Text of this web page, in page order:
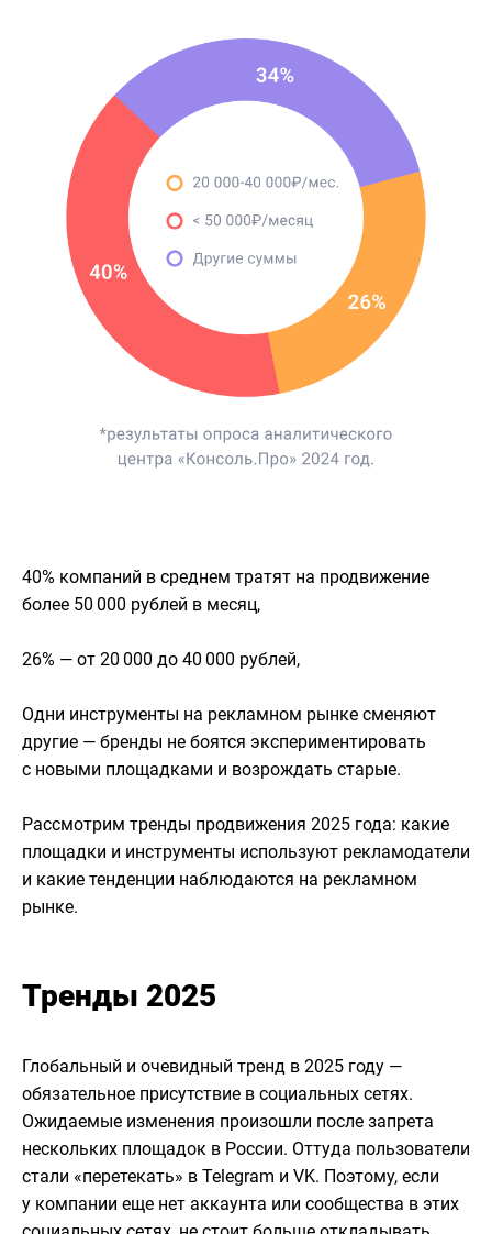
40% компаний в среднем тратят на продвижение
более 50 000 рублей в месяц,
26% — от 20 000 до 40 000 рублей,
Одни инструменты на рекламном рынке сменяют
другие — бренды не боятся экспериментировать
с новыми площадками и возрождать старые.
Рассмотрим тренды продвижения 2025 года: какие
площадки и инструменты используют рекламодатели
и какие тенденции наблюдаются на рекламном
рынке.
Тренды 2025
Глобальный и очевидный тренд в 2025 году —
обязательное присутствие в социальных сетях.
Ожидаемые изменения произошли после запрета
нескольких площадок в России. Оттуда пользователи
стали «перетекать» в Telegram и VK. Поэтому, если
у компании еще нет аккаунта или сообщества в этих